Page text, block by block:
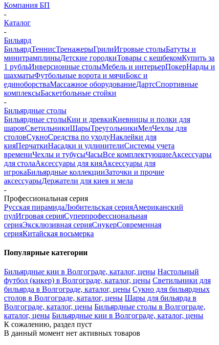
Компания БП
-
Каталог
-
Бильярд
БильярдТеннисТренажерыГрилиИгровые столыБатуты и
минитрамплиныДетские городкиТовары с кешбекомКупить за
1 рубльИнверсионные столыМебель и интерьерПокерНарды и
шахматыФутбольные ворота и мячиБокс и
единоборстваМассажное оборудованиеДартсСпортивные
комплексыБаскетбольные стойки
-
Бильярдные столы
Бильярдные столыКии и древкиКиевницы и полки для
шаровСветильникиШарыТреугольникиМелЧехлы для
столовСукноСредства по уходуНаклейки для
кияПерчаткиНасадки и удлинителиСистемы учета
времениЧехлы и тубусыЧасыВсе комплектующиеАксессуары
для столаАксессуары для кияАксессуары для
игрокаБильярдные коллекцииЗаточки и прочие
аксессуарыДержатели для киев и мела
-
Профессиональная серия
Русская пирамидаЛюбительская серияАмериканский
пулИгровая серияСуперпрофессиональная
серияЭксклюзивная серияСнукерСовременная
серияКитайская восьмерка
Популярные категории
Бильярдные кии в Волгограде, каталог, цены Настольный
футбол (кикер) в Волгограде, каталог, цены Светильники для
бильярда в Волгограде, каталог, цены Сукно для бильярдных
столов в Волгограде, каталог, цены Шары для бильярда в
Волгограде, каталог, цены Бильярдные столы в Волгограде,
каталог, цены Бильярдные кии в Волгограде, каталог, цены
К сожалению, раздел пуст
В данный момент нет активных товаров